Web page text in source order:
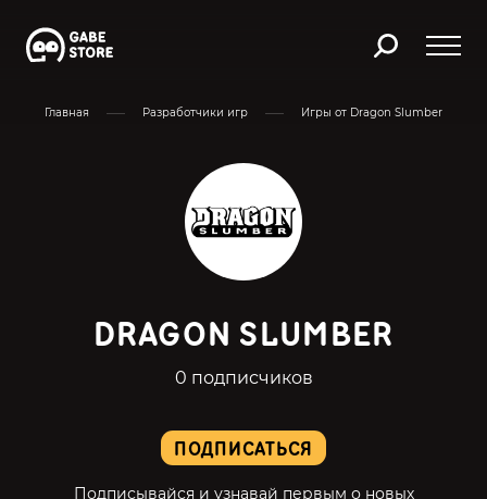
Главная Разработчики игр Игры от Dragon Slumber
ПОДПИСАТЬСЯ
Подписывайся и узнавай первым о новых
DRAGON SLUMBER
0 подписчиков